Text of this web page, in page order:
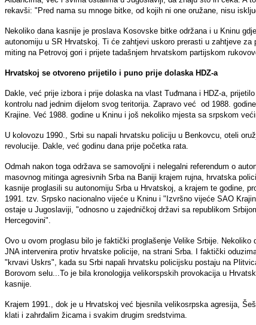
rekavši: "Pred nama su mnoge bitke, od kojih ni one oružane, nisu
Nekoliko dana kasnije je proslava Kosovske bitke održana i u Kninu
autonomiju u SR Hrvatskoj. Ti će zahtjevi uskoro prerasti u zahtjeve
miting na Petrovoj gori i prijete tadašnjem hrvatskom partijskom
Hrvatskoj se otvoreno prijetilo i puno prije dolaska HDZ-a
Dakle, već prije izbora i prije dolaska na vlast Tuđmana i HDZ-a,
kontrolu nad jednim dijelom svog teritorija. Zapravo već od 1988.
Krajine. Već 1988. godine u Kninu i još nekoliko mjesta sa srpskom
U kolovozu 1990., Srbi su napali hrvatsku policiju u Benkovcu, oteli
revolucije. Dakle, već godinu dana prije početka rata.
Odmah nakon toga održava se samovoljni i nelegalni referendum o
masovnog mitinga agresivnih Srba na Baniji krajem rujna, hrvatska
kasnije proglasili su autonomiju Srba u Hrvatskoj, a krajem te godine,
1991. tzv. Srpsko nacionalno vijeće u Kninu i "Izvršno vijeće SAO
ostaje u Jugoslaviji, "odnosno u zajedničkoj državi sa republikom
Hercegovini".
Ovo u ovom proglasu bilo je faktički proglašenje Velike Srbije.
JNA intervenira protiv hrvatske policije, na strani Srba. I faktički
"krvavi Uskrs", kada su Srbi napali hrvatsku policijsku postaju na
Borovom selu...To je bila kronologija velikorspskih provokacija u
kasnije.
Krajem 1991., dok je u Hrvatskoj već bjesnila velikosrpska agresija,
klati i zahrđalim žicama i svakim drugim sredstvima.